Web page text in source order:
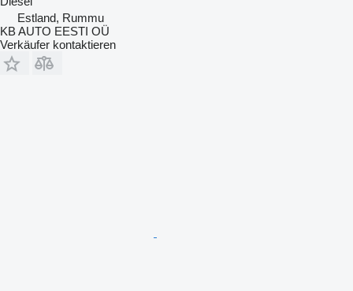
Estland, Rummu
KB AUTO EESTI OÜ
Verkäufer kontaktieren